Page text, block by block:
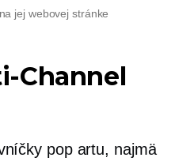
jej webovej stránke
Channel
pop artu, najmä